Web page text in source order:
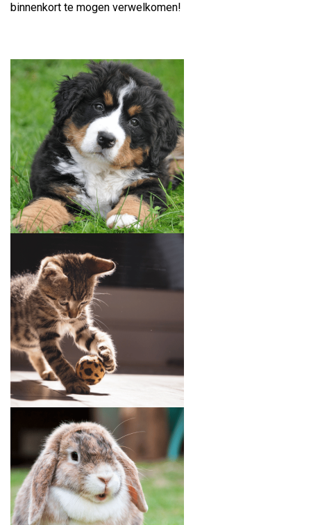
binnenkort te mogen verwelkomen!